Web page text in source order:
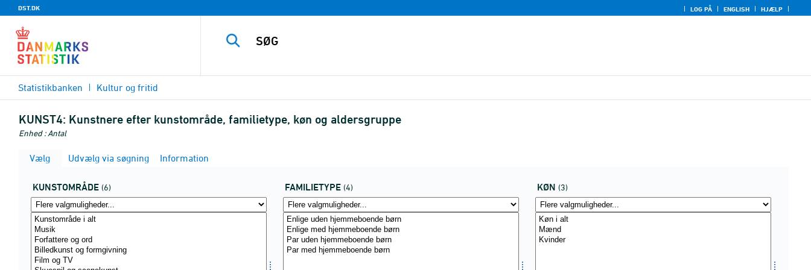
DST.DK LOG PÅ ENGLISH HJÆLP
Statistikbanken Kultur og fritid
KUNST4: Kunstnere efter kunstområde, familietype, køn og aldersgruppe
Enhed : Antal
Vælg Udvælg via søgning Information
KUNSTOMRÅDE (6) FAMILIETYPE (4) KØN (3)